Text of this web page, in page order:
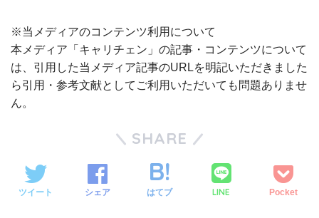
※当メディアのコンテンツ利用について
本メディア「キャリチェン」の記事・コンテンツについて
は、引用した当メディア記事のURLを明記いただきました
ら引用・参考文献としてご利用いただいても問題ありませ
ん。
SHARE
ツイート シェア はてブ LINE Pocket